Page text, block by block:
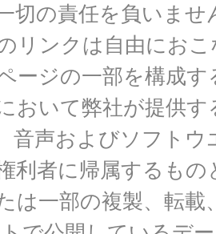
切の責任を負いませ
リンクは自由にお
ージの一部を構成
おいて弊社が提供
音声およびソフト
利者に帰属するも
は一部の複製、転